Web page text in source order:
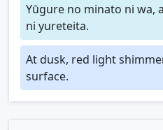
Yūgure no minato ni wa,
ni yureteita.
At dusk, red light
surface.